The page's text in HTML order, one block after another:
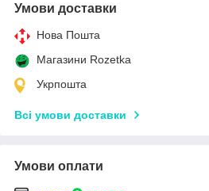
Умови доставки
Нова Пошта
Магазини Rozetka
Укрпошта
Всі умови доставки
Умови оплати